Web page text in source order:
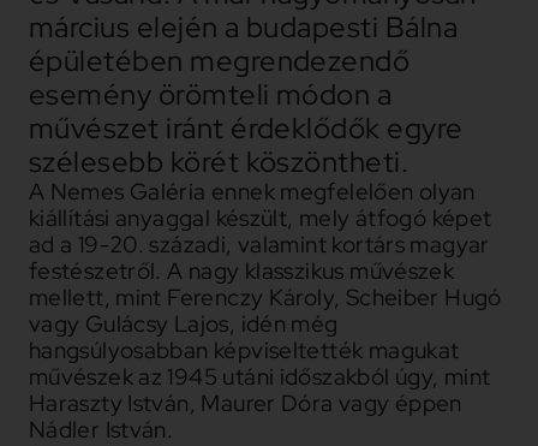
március elején a budapesti Bálna
épületében megrendezendő
esemény örömteli módon a
művészet iránt érdeklődők egyre
szélesebb körét köszöntheti.
A Nemes Galéria ennek megfelelően olyan
kiállítási anyaggal készült, mely átfogó képet
ad a 19-20. századi, valamint kortárs magyar
festészetről. A nagy klasszikus művészek
mellett, mint Ferenczy Károly, Scheiber Hugó
vagy Gulácsy Lajos, idén még
hangsúlyosabban képviseltették magukat
művészek az 1945 utáni időszakból úgy, mint
Haraszty István, Maurer Dóra vagy éppen
Nádler István.